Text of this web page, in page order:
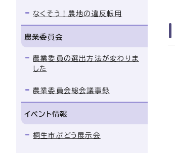
なくそう！農地の違反転用
農業委員会
農業委員の選出方法が変わりま
した
農業委員会総会議事録
イベント情報
桐生市ぶどう展示会